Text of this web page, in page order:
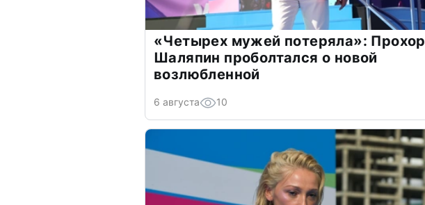
«Четырех мужей потеряла»: Прохор
Шаляпин проболтался о новой
возлюбленной
6 августа 10